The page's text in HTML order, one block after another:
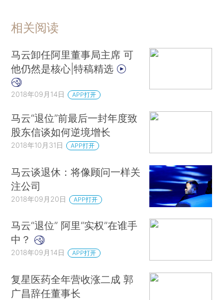
相关阅读
马云卸任阿里董事局主席 可
他仍然是核心|特稿精选
2018年09月14日 APP打开
马云“退位”前最后一封年度致
股东信谈如何逆境增长
2018年10月31日 APP打开
马云谈退休：将像顾问一样关
注公司
2018年09月20日 APP打开
马云“退位” 阿里“实权”在谁手
中？
2018年09月14日 APP打开
复星医药全年营收涨二成 郭
广昌辞任董事长